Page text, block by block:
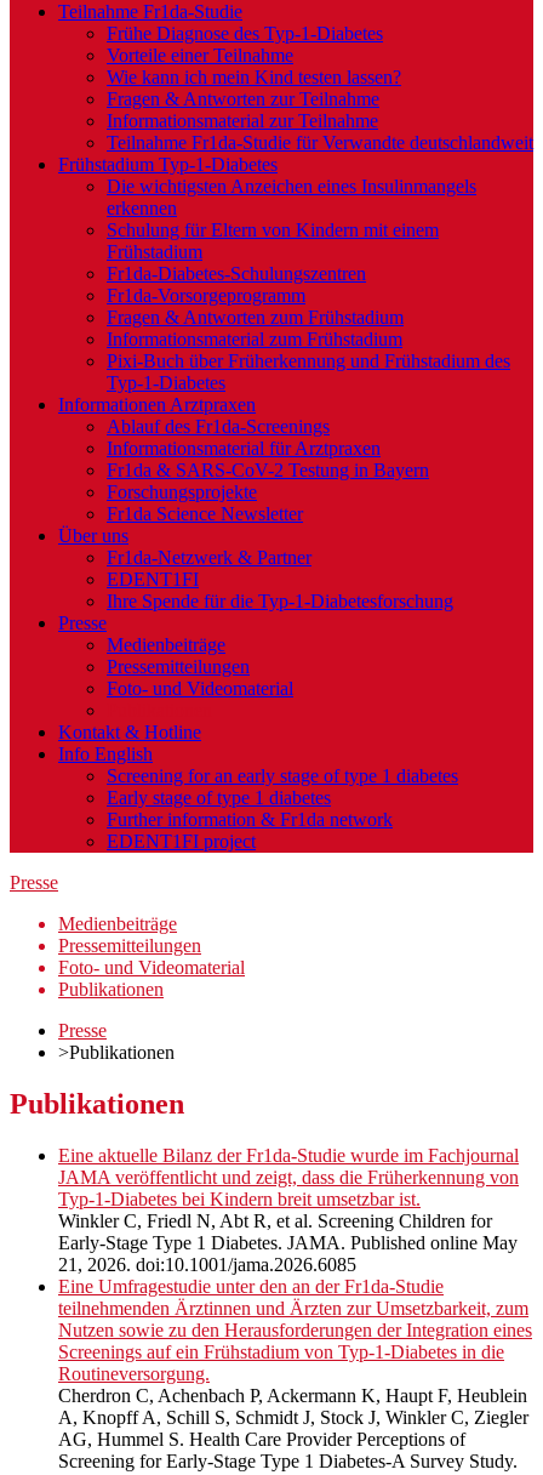
Teilnahme Fr1da-Studie
Frühe Diagnose des Typ-1-Diabetes
Vorteile einer Teilnahme
Wie kann ich mein Kind testen lassen?
Fragen & Antworten zur Teilnahme
Informationsmaterial zur Teilnahme
Teilnahme Fr1da-Studie für Verwandte deutschlandweit
Frühstadium Typ-1-Diabetes
Die wichtigsten Anzeichen eines Insulinmangels
erkennen
Schulung für Eltern von Kindern mit einem
Frühstadium
Fr1da-Diabetes-Schulungszentren
Fr1da-Vorsorgeprogramm
Fragen & Antworten zum Frühstadium
Informationsmaterial zum Frühstadium
Pixi-Buch über Früherkennung und Frühstadium des
Typ-1-Diabetes
Informationen Arztpraxen
Ablauf des Fr1da-Screenings
Informationsmaterial für Arztpraxen
Fr1da & SARS-CoV-2 Testung in Bayern
Forschungsprojekte
Fr1da Science Newsletter
Über uns
Fr1da-Netzwerk & Partner
EDENT1FI
Ihre Spende für die Typ-1-Diabetesforschung
Presse
Medienbeiträge
Pressemitteilungen
Foto- und Videomaterial
Kontakt & Hotline
Info English
Screening for an early stage of type 1 diabetes
Early stage of type 1 diabetes
Further information & Fr1da network
EDENT1FI project
Presse
Medienbeiträge
Pressemitteilungen
Foto- und Videomaterial
Publikationen
Presse
>Publikationen
Publikationen
Eine aktuelle Bilanz der Fr1da-Studie wurde im Fachjournal
JAMA veröffentlicht und zeigt, dass die Früherkennung von
Typ-1-Diabetes bei Kindern breit umsetzbar ist.
Winkler C, Friedl N, Abt R, et al. Screening Children for
Early-Stage Type 1 Diabetes. JAMA. Published online May
21, 2026. doi:10.1001/jama.2026.6085
Eine Umfragestudie unter den an der Fr1da-Studie
teilnehmenden Ärztinnen und Ärzten zur Umsetzbarkeit, zum
Nutzen sowie zu den Herausforderungen der Integration eines
Screenings auf ein Frühstadium von Typ-1-Diabetes in die
Routineversorgung.
Cherdron C, Achenbach P, Ackermann K, Haupt F, Heublein
A, Knopff A, Schill S, Schmidt J, Stock J, Winkler C, Ziegler
AG, Hummel S. Health Care Provider Perceptions of
Screening for Early-Stage Type 1 Diabetes-A Survey Study.